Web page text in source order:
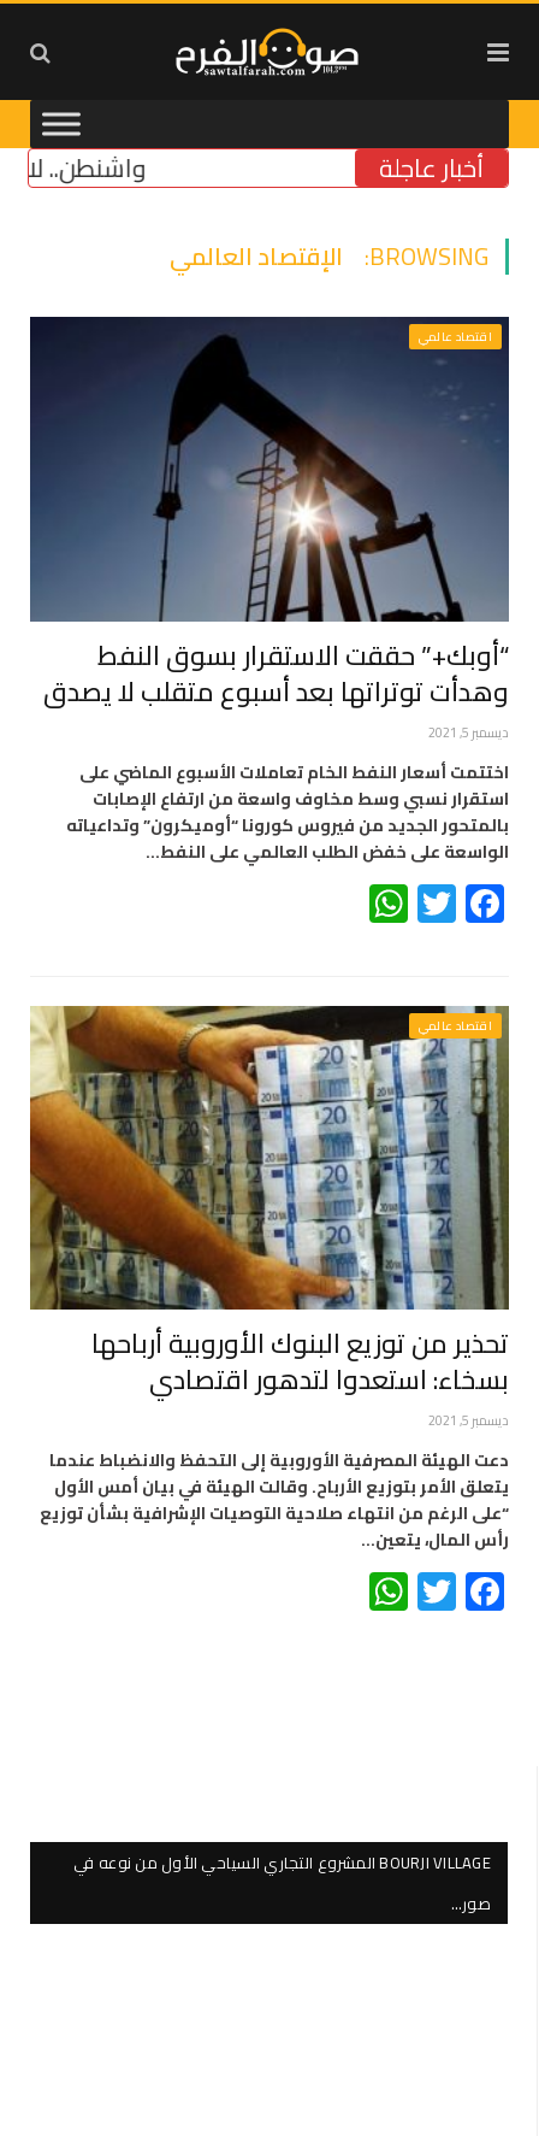
أخبار عاجلة واشنطن.. لا
BROWSING: الإقتصاد العالمي
اقتصاد عالمي
“أوبك+” حققت الاستقرار بسوق النفط
وهدأت توتراتها بعد أسبوع متقلب لا يصدق
ديسمبر 5, 2021
اختتمت أسعار النفط الخام تعاملات الأسبوع الماضي على
استقرار نسبي وسط مخاوف واسعة من ارتفاع الإصابات
بالمتحور الجديد من فيروس كورونا “أوميكرون” وتداعياته
الواسعة على خفض الطلب العالمي على النفط…
Facebook
Twitter
اقتصاد عالمي
تحذير من توزيع البنوك الأوروبية أرباحها
بسخاء: استعدوا لتدهور اقتصادي
ديسمبر 5, 2021
دعت الهيئة المصرفية الأوروبية إلى التحفظ والانضباط عندما
يتعلق الأمر بتوزيع الأرباح. وقالت الهيئة في بيان أمس الأول
“على الرغم من انتهاء صلاحية التوصيات الإشرافية بشأن توزيع
رأس المال، يتعين…
Facebook
Twitter
BOURJI VILLAGE المشروع التجاري السياحي الأول من نوعه في
صور…